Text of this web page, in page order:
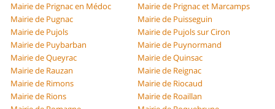
Mairie de Prignac en Médoc
Mairie de Prignac et Marcamps
Mairie de Pugnac
Mairie de Puisseguin
Mairie de Pujols
Mairie de Pujols sur Ciron
Mairie de Puybarban
Mairie de Puynormand
Mairie de Queyrac
Mairie de Quinsac
Mairie de Rauzan
Mairie de Reignac
Mairie de Rimons
Mairie de Riocaud
Mairie de Rions
Mairie de Roaillan